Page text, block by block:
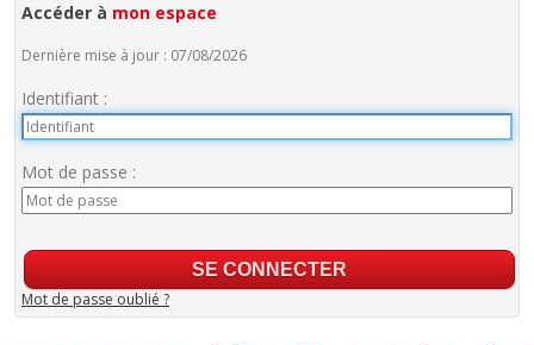
Accéder à mon espace
Dernière mise à jour : 07/08/2026
Identifiant :
Mot de passe :
Mot de passe oublié ?